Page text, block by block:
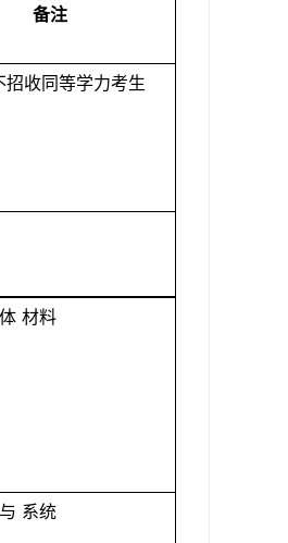
备注
招收同等学力考生
材料
系统